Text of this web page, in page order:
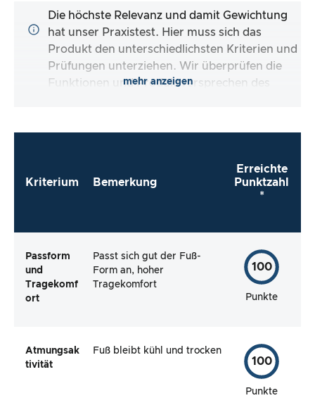
Die höchste Relevanz und damit Gewichtung
hat unser Praxistest. Hier muss sich das
Produkt den unterschiedlichsten Kriterien und
Prüfungen unterziehen. Wir überprüfen die
Funktionen und Produktversprechen des
mehr anzeigen
Kriterium Bemerkung
Erreichte
Punktzahl
*
Passform
und
Tragekomf
ort
Passt sich gut der Fuß-
Form an, hoher
Tragekomfort
100
Punkte
Atmungsak
tivität
Fuß bleibt kühl und trocken
100
Punkte